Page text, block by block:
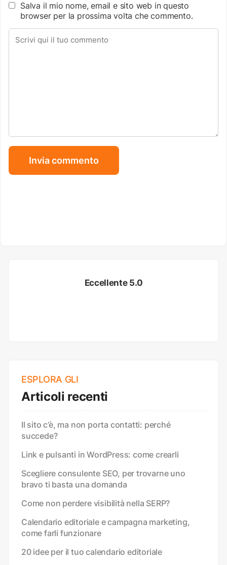
Salva il mio nome, email e sito web in questo
browser per la prossima volta che commento.
Eccellente 5.0
ESPLORA GLI
Articoli recenti
Il sito c’è, ma non porta contatti: perché
succede?
Link e pulsanti in WordPress: come crearli
Scegliere consulente SEO, per trovarne uno
bravo ti basta una domanda
Come non perdere visibilità nella SERP?
Calendario editoriale e campagna marketing,
come farli funzionare
20 idee per il tuo calendario editoriale